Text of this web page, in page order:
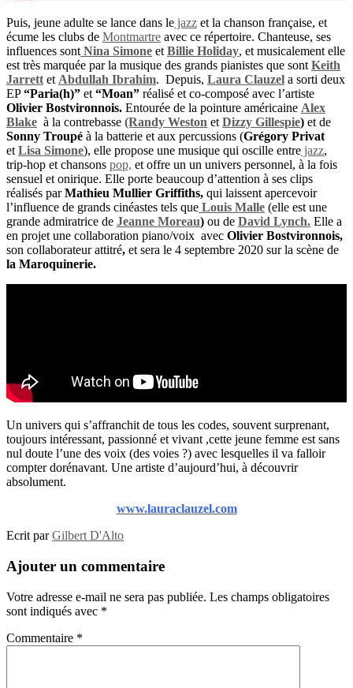
Puis, jeune adulte se lance dans le jazz et la chanson française, et
écume les clubs de Montmartre avec ce répertoire. Chanteuse, ses
influences sont Nina Simone et Billie Holiday, et musicalement elle
est très marquée par la musique des grands pianistes que sont Keith
Jarrett et Abdullah Ibrahim. Depuis, Laura Clauzel a sorti deux
EP“Paria(h)” et “Moan” réalisé et co-composé avec l’artiste
Olivier Bostvironnois. Entourée de la pointure américaine Alex
Blake à la contrebasse (Randy Weston et Dizzy Gillespie) et de
Sonny Troupé à la batterie et aux percussions (Grégory Privat
et Lisa Simone), elle propose une musique qui oscille entre jazz,
trip-hop et chansons pop, et offre un un univers personnel, à la fois
sensuel et onirique. Elle porte beaucoup d’attention à ses clips
réalisés parMathieu Mullier Griffiths, qui laissent apercevoir
l’influence de grands cinéastes tels que Louis Malle (elle est une
grande admiratrice de Jeanne Moreau) ou de David Lynch. Elle a
en projet une collaboration piano/voix avec Olivier Bostvironnois,
son collaborateur attitré, et sera le 4 septembre 2020 sur la scène de
la Maroquinerie.
Un univers qui s’affranchit de tous les codes, souvent surprenant,
toujours intéressant, passionné et vivant ,cette jeune femme est sans
nul doute l’une des voix (des voies ?) avec lesquelles il va falloir
compter dorénavant. Une artiste d’aujourd’hui, à découvrir
absolument.
www.lauraclauzel.com
Ecrit parGilbert D'Alto
Ajouter un commentaire
Votre adresse e-mail ne sera pas publiée. Les champs obligatoires
sont indiqués avec *
Commentaire *